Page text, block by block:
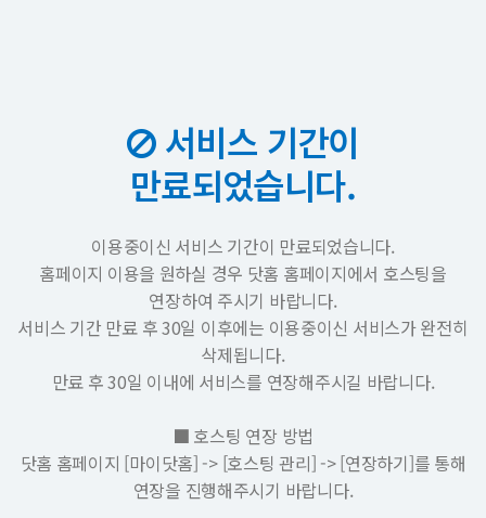
서비스 기간이
만료되었습니다.
이용중이신 서비스 기간이 만료되었습니다.
홈페이지 이용을 원하실 경우 닷홈 홈페이지에서 호스팅을
연장하여 주시기 바랍니다.
서비스 기간 만료 후 30일 이후에는 이용중이신 서비스가 완전히
삭제됩니다.
만료 후 30일 이내에 서비스를 연장해주시길 바랍니다.
■ 호스팅 연장 방법
닷홈 홈페이지 [마이닷홈] -> [호스팅 관리] -> [연장하기]를 통해
연장을 진행해주시기 바랍니다.